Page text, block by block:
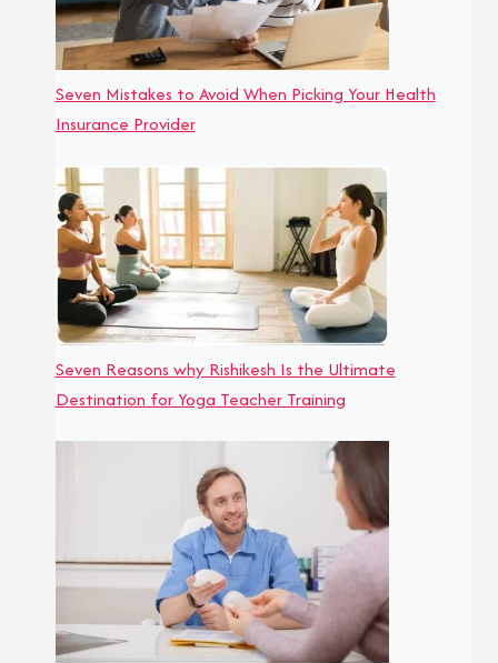
Seven Mistakes to Avoid When Picking Your Health
Insurance Provider
Seven Reasons why Rishikesh Is the Ultimate
Destination for Yoga Teacher Training